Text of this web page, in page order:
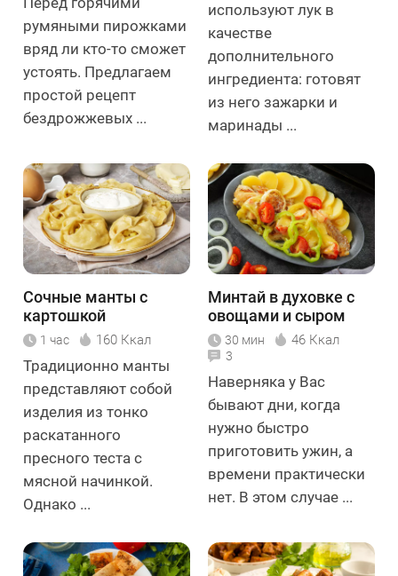
румяными пирожками
вряд ли кто-то сможет
устоять. Предлагаем
простой рецепт
бездрожжевых ...
используют лук в
качестве
дополнительного
ингредиента: готовят
из него зажарки и
маринады ...
Сочные манты с
картошкой
1 час 160 Ккал
Традиционно манты
представляют собой
изделия из тонко
раскатанного
пресного теста с
мясной начинкой.
Однако ...
Минтай в духовке с
овощами и сыром
30 мин 46 Ккал
3
Наверняка у Вас
бывают дни, когда
нужно быстро
приготовить ужин, а
времени практически
нет. В этом случае ...